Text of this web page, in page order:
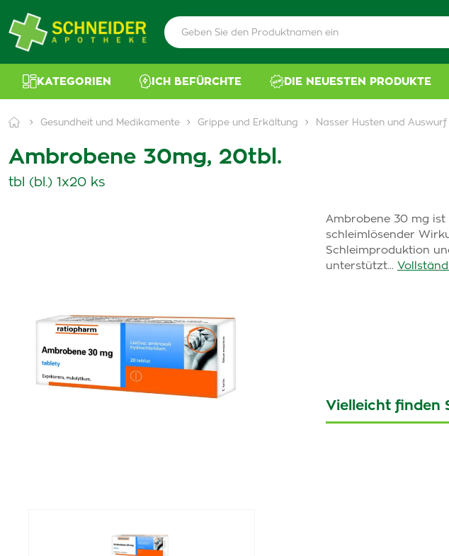
KATEGORIEN ICH BEFÜRCHTE DIE NEUESTEN PRODUKTE
Gesundheit und Medikamente Grippe und Erkältung Nasser Husten und Auswurf
Ambrobene 30mg, 20tbl.
tbl (bl.) 1x20 ks
Ambrobene 30 mg ist
schleimlösender
Schleimproduktion
unterstützt...
Vielleicht finden